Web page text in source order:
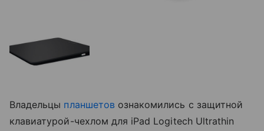
Владельцы планшетов ознакомились с защитной
клавиатурой-чехлом для iPad Logitech Ultrathin